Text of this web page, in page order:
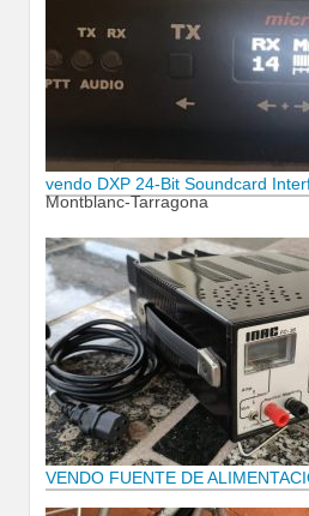
vendo DXP 24-Bit Soundcard
Montblanc-Tarragona
VENDO FUENTE DE